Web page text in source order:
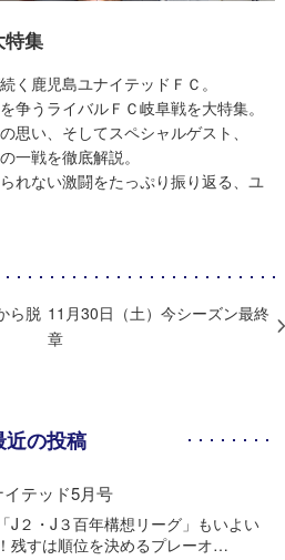
特集
く鹿児島ユナイテッドＦＣ。
争うライバルＦＣ岐阜戦を大特集。
思い、そしてスペシャルゲスト、
一戦を徹底解説。
れない激闘をたっぷり振り返る、ユ
ら脱 11月30日（土）今シーズン最終
章
近の投稿
テッド5月号
J２・J３百年構想リーグ」もいよい
残すは順位を決めるプレーオ…